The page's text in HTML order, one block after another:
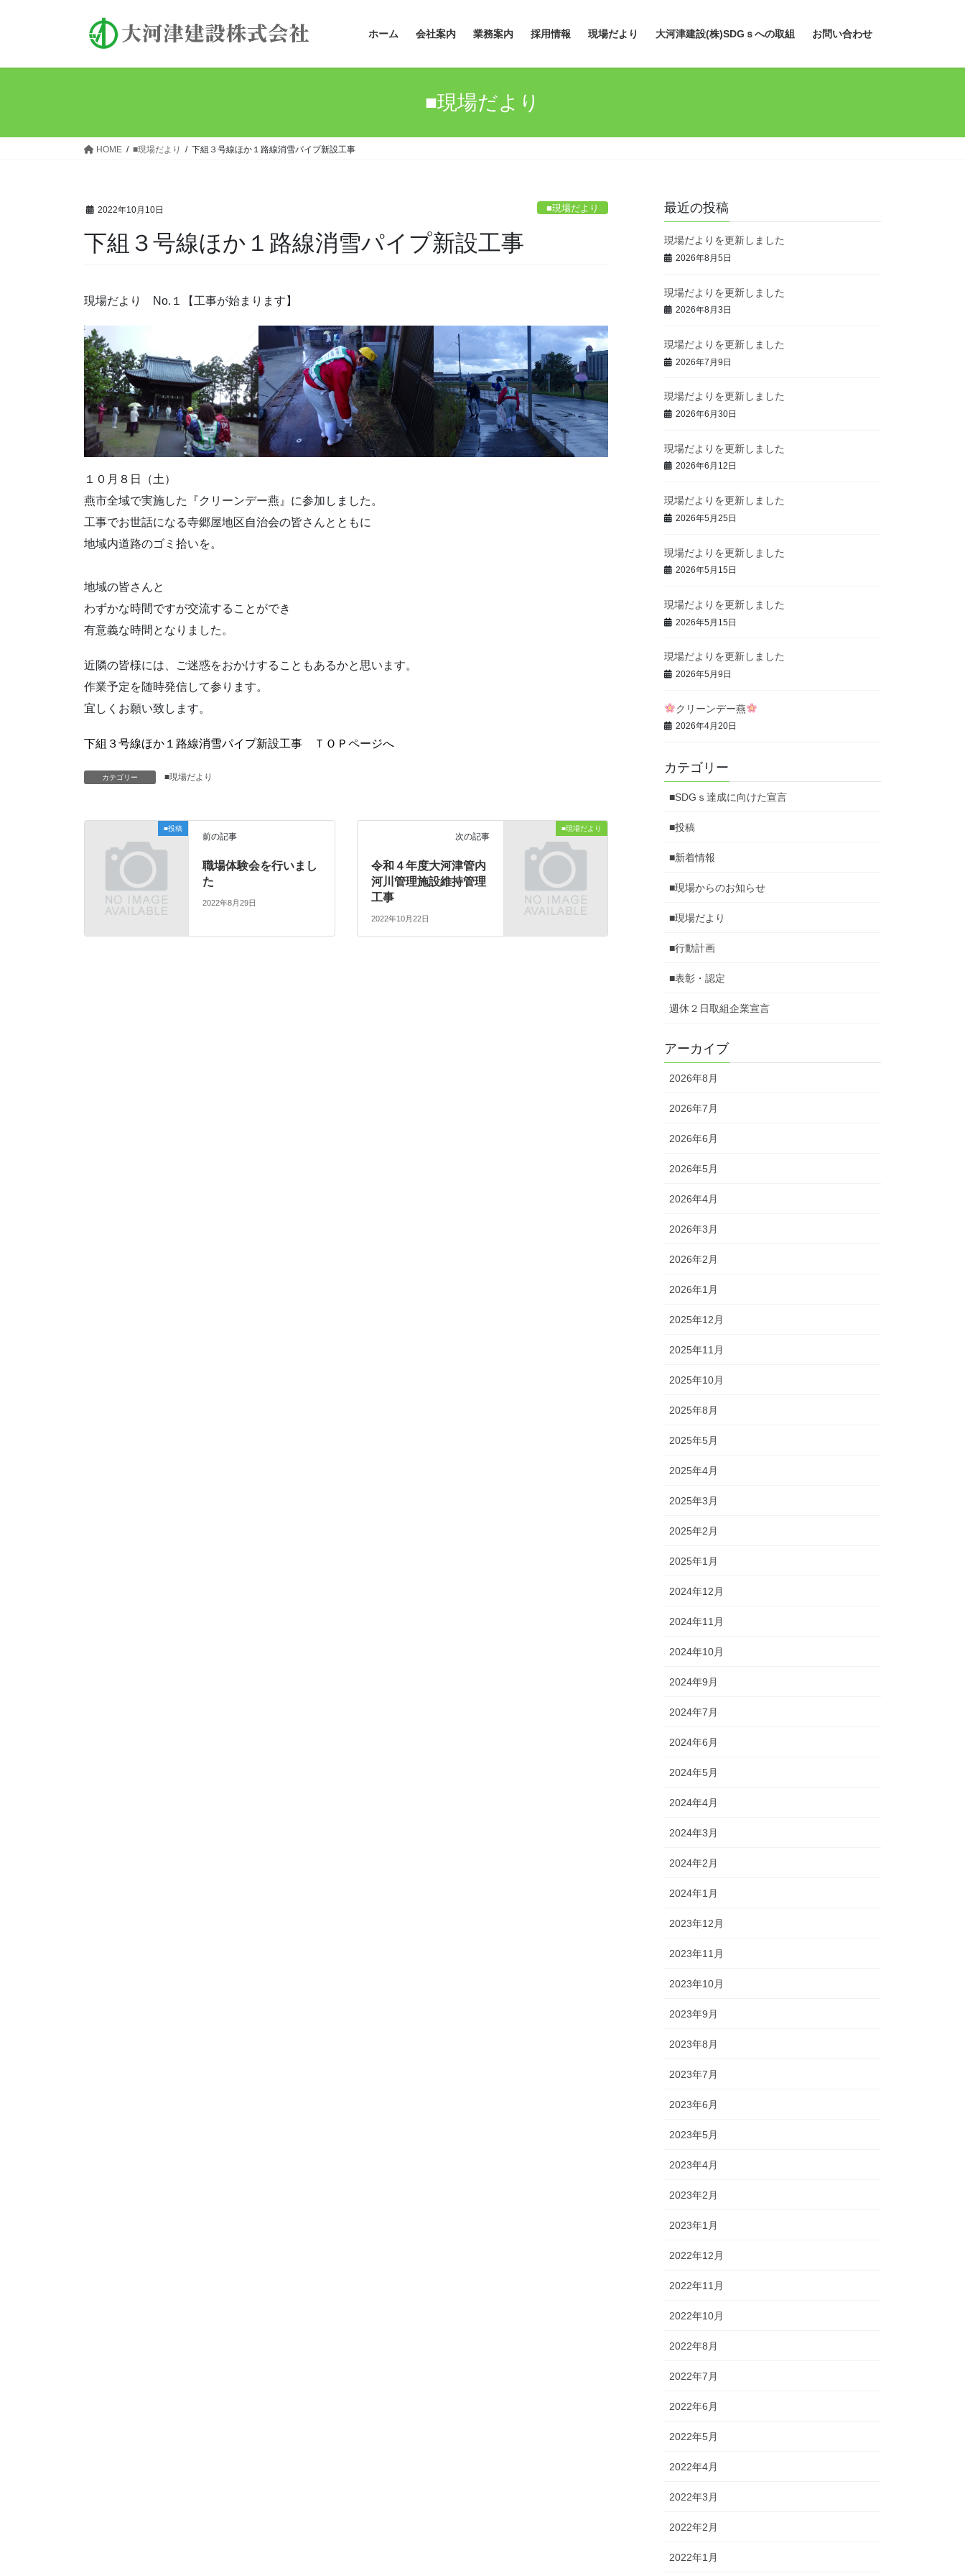
ホーム 会社案内 業務案内 採用情報 現場だより 大河津建設(株)SDGｓへの取組 お問い合わせ
■現場だより
HOME ■現場だより 下組３号線ほか１路線消雪パイプ新設工事
2022年10月10日 ■現場だより
下組３号線ほか１路線消雪パイプ新設工事
現場だより No.１【工事が始まります】
１０月８日（土）
燕市全域で実施した『クリーンデー燕』に参加しました。
工事でお世話になる寺郷屋地区自治会の皆さんとともに
地域内道路のゴミ拾いを。
地域の皆さんと
わずかな時間ですが交流することができ
有意義な時間となりました。
近隣の皆様には、ご迷惑をおかけすることもあるかと思います。
作業予定を随時発信して参ります。
宜しくお願い致します。
下組３号線ほか１路線消雪パイプ新設工事 ＴＯＰページへ
カテゴリー ■現場だより
■投稿
前の記事
職場体験会を行いまし
た
2022年8月29日
■現場だより
次の記事
令和４年度大河津管内
河川管理施設維持管理
工事
2022年10月22日
最近の投稿
現場だよりを更新しました
2026年8月5日
現場だよりを更新しました
2026年8月3日
現場だよりを更新しました
2026年7月9日
現場だよりを更新しました
2026年6月30日
現場だよりを更新しました
2026年6月12日
現場だよりを更新しました
2026年5月25日
現場だよりを更新しました
2026年5月15日
現場だよりを更新しました
2026年5月15日
現場だよりを更新しました
2026年5月9日
クリーンデー燕
2026年4月20日
カテゴリー
■SDGｓ達成に向けた宣言
■投稿
■新着情報
■現場からのお知らせ
■現場だより
■行動計画
■表彰・認定
週休２日取組企業宣言
アーカイブ
2026年8月
2026年7月
2026年6月
2026年5月
2026年4月
2026年3月
2026年2月
2026年1月
2025年12月
2025年11月
2025年10月
2025年8月
2025年5月
2025年4月
2025年3月
2025年2月
2025年1月
2024年12月
2024年11月
2024年10月
2024年9月
2024年7月
2024年6月
2024年5月
2024年4月
2024年3月
2024年2月
2024年1月
2023年12月
2023年11月
2023年10月
2023年9月
2023年8月
2023年7月
2023年6月
2023年5月
2023年4月
2023年2月
2023年1月
2022年12月
2022年11月
2022年10月
2022年8月
2022年7月
2022年6月
2022年5月
2022年4月
2022年3月
2022年2月
2022年1月